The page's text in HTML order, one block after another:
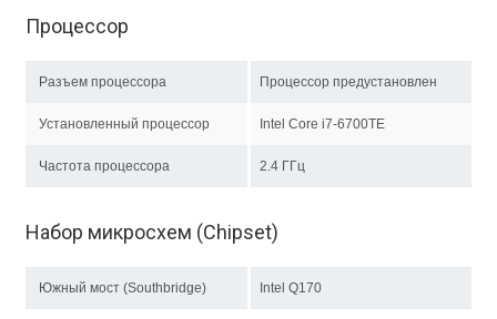
Процессор
Разъем процессора Процессор предустановлен
Установленный процессор Intel Core i7-6700TE
Частота процессора 2.4 ГГц
Набор микросхем (Chipset)
Южный мост (Southbridge) Intel Q170